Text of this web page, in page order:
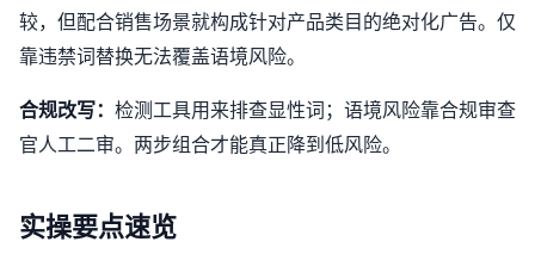
较，但配合销售场景就构成针对产品类目的绝对化广告。仅
靠违禁词替换无法覆盖语境风险。
合规改写： 检测工具用来排查显性词；语境风险靠合规审查
官人工二审。两步组合才能真正降到低风险。
实操要点速览